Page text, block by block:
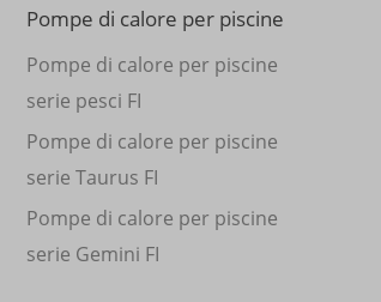
Pompe di calore per piscine
Pompe di calore per piscine
serie pesci FI
Pompe di calore per piscine
serie Taurus FI
Pompe di calore per piscine
serie Gemini FI